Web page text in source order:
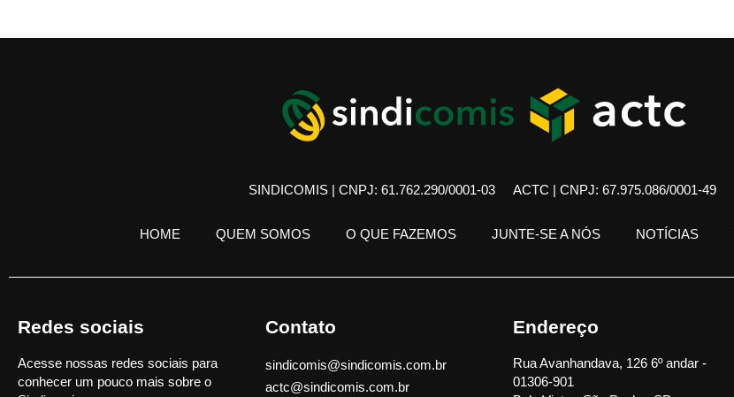
SINDICOMIS | CNPJ: 61.762.290/0001-03 ACTC | CNPJ: 67.975.086/0001-49
HOME QUEM SOMOS O QUE FAZEMOS JUNTE-SE A NÓS NOTÍCIAS
Redes sociais
Acesse nossas redes sociais para
conhecer um pouco mais sobre o
Contato
sindicomis@sindicomis.com.br
actc@sindicomis.com.br
Endereço
Rua Avanhandava, 126 6º andar -
01306-901